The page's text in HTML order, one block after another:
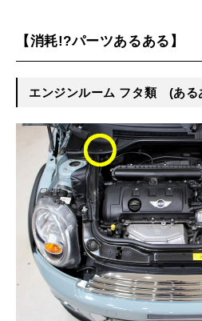
【消耗!?パーツあるある】
エンジンルーム フタ類 (あ